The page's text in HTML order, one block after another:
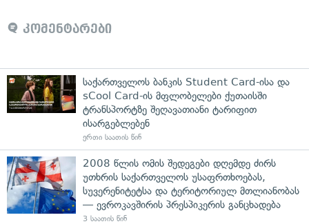
კომენტარები
საქართველოს ბანკის Student Card-ისა და
sCool Card-ის მფლობელები ქუთაისში
ტრანსპორტზე შეღავათიანი ტარიფით
ისარგებლებენ
ერთი საათის წინ
2008 წლის ომის შედეგები დღემდე ძირს
უთხრის საქართველოს უსაფრთხოებას,
სუვერენიტეტსა და ტერიტორიულ მთლიანობას
— ევროკავშირის პრესპიკერის განცხადება
3 საათის წინ